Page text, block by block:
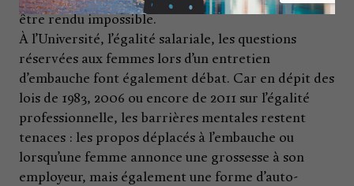
être rendu impossible.
À l’Université, l’égalité salariale, les questions
réservées aux femmes lors d’un entretien
d’embauche font également débat. Car en dépit des
lois de 1983, 2006 ou encore de 2011 sur l’égalité
professionnelle, les barrières mentales restent
tenaces : les propos déplacés à l’embauche ou
lorsqu’une femme annonce une grossesse à son
employeur, mais également une forme d’auto-